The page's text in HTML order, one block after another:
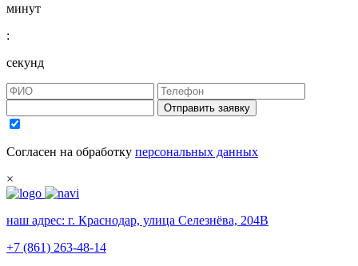
минут
:
секунд
Отправить заявку
Согласен на обработку персональных данных
×
наш адрес: г. Краснодар, улица Селезнёва, 204В
+7 (861) 263-48-14